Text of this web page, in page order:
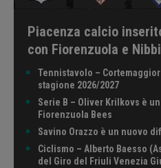
Piacenza calcio
con Fiorenzuola e
Tennistavolo –
stagione 2026/2027
Serie B – Oliver Krilkovs è
Fiorenzuola Bees
Savino Orazzo è un nuovo
Ciclismo – Alberto Baesso
del Giro del Friuli Venezia